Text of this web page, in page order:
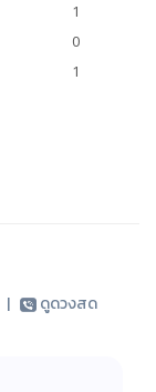
1
0
1
| ดูดวงสด